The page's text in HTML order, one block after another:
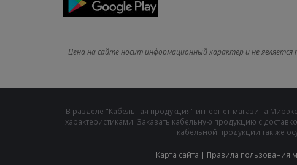
Цена на сайте носит информационный характер и не
В разделе "Кабельная продукция" интернет-магазина
характеристиками. Заказать кабельную продукцию с
кабельной продукции так же
Карта сайта | Правила пользования